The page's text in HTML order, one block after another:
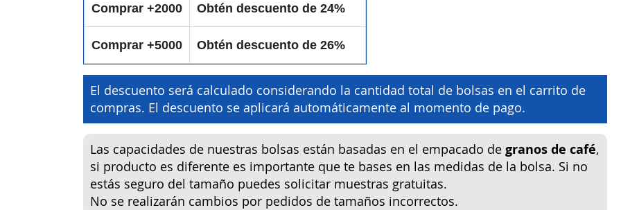
Comprar +2000 Obtén descuento de 24%
Comprar +5000 Obtén descuento de 26%
El descuento será calculado considerando la cantidad total de bolsas en el carrito de
compras. El descuento se aplicará automáticamente al momento de pago.
Las capacidades de nuestras bolsas están basadas en el empacado de granos de café,
si producto es diferente es importante que te bases en las medidas de la bolsa. Si no
estás seguro del tamaño puedes solicitar muestras gratuitas.
No se realizarán cambios por pedidos de tamaños incorrectos.